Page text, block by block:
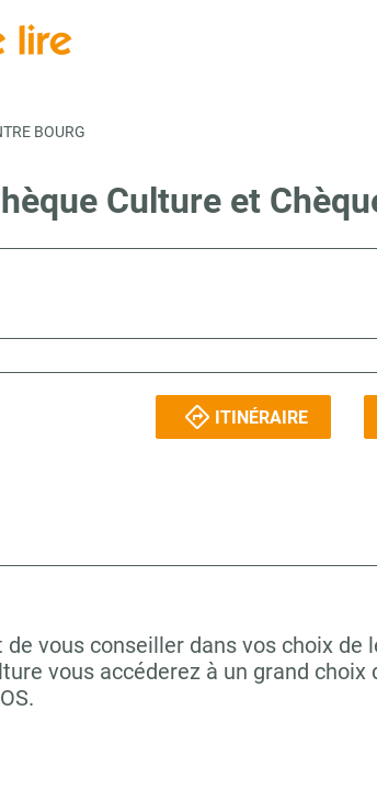
BOURG
Culture et
ITINÉRAIRE
de vous conseiller dans vos choix
vous accéderez à un grand